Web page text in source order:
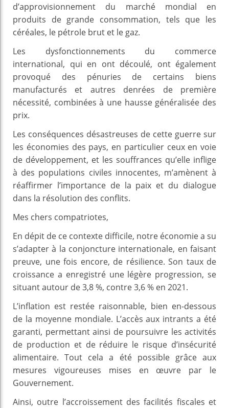
d’approvisionnement du marché mondial en
produits de grande consommation, tels que les
céréales, le pétrole brut et le gaz.
Les dysfonctionnements du commerce
international, qui en ont découlé, ont également
provoqué des pénuries de certains biens
manufacturés et autres denrées de première
nécessité, combinées à une hausse généralisée des
prix.
Les conséquences désastreuses de cette guerre sur
les économies des pays, en particulier ceux en voie
de développement, et les souffrances qu’elle inflige
à des populations civiles innocentes, m’amènent à
réaffirmer l’importance de la paix et du dialogue
dans la résolution des conflits.
Mes chers compatriotes,
En dépit de ce contexte difficile, notre économie a su
s’adapter à la conjoncture internationale, en faisant
preuve, une fois encore, de résilience. Son taux de
croissance a enregistré une légère progression, se
situant autour de 3,8 %, contre 3,6 % en 2021.
L’inflation est restée raisonnable, bien en-dessous
de la moyenne mondiale. L’accès aux intrants a été
garanti, permettant ainsi de poursuivre les activités
de production et de réduire le risque d’insécurité
alimentaire. Tout cela a été possible grâce aux
mesures vigoureuses mises en œuvre par le
Gouvernement.
Ainsi, outre l’accroissement des facilités fiscales et